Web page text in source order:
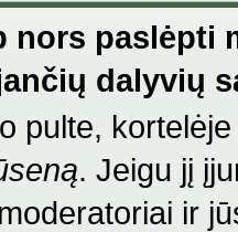
nors paslėpti
dalyvių
pulte,
. Jeigu jį
ir